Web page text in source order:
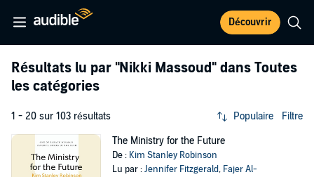
Découvrir
Résultats lu par "Nikki Massoud" dans Toutes
les catégories
1 - 20 sur 103 résultats Populaire Filtre
The Ministry for the Future
De : Kim Stanley Robinson
Lu par :Jennifer Fitzgerald, Fajer Al-